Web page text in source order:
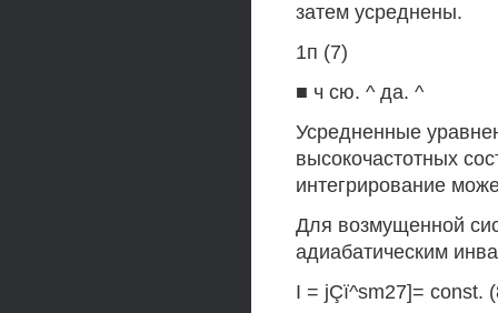
затем усреднены.
1п (7)
■ ч сю. ^ да. ^
Усредненные
высокочастотных
интегрирование
Для возмущенной
адиабатическим
I = jÇï^sm27]= const.